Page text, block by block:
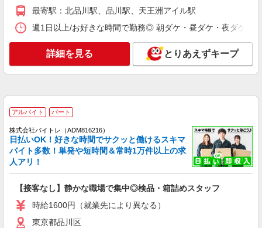
ート剥き作業など
東京都品川区
キープ 詳細を見る
時給1388円（就業先により異なる）
東京都品川区
アルバイト パート
株式会社バイトレ（ADM816124）
最寄駅：北品川駅、品川駅、天王洲アイル駅
週1日以上/お好きな時間で勤務◎ 朝ダケ・昼ダケ・夜ダケ・
詳細を見る とりあえずキープ
アルバイト パート
株式会社バイトレ（ADM816216）
日払いOK！好きな時間でサクッと働けるスキマ
バイト多数！単発や短時間＆常時1万件以上の求
人アリ！
【接客なし】静かな職場で集中◎検品・箱詰めスタッフ
時給1600円（就業先により異なる）
東京都品川区